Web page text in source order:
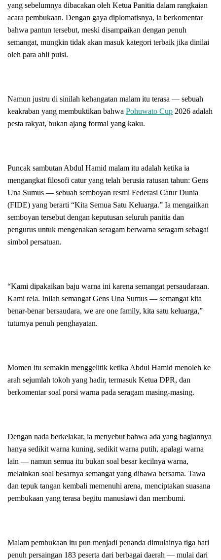
yang sebelumnya dibacakan oleh Ketua Panitia dalam rangkaian
acara pembukaan. Dengan gaya diplomatisnya, ia berkomentar
bahwa pantun tersebut, meski disampaikan dengan penuh
semangat, mungkin tidak akan masuk kategori terbaik jika dinilai
oleh para ahli puisi.
Namun justru di sinilah kehangatan malam itu terasa — sebuah
keakraban yang membuktikan bahwa Pohuwato Cup 2026 adalah
pesta rakyat, bukan ajang formal yang kaku.
Puncak sambutan Abdul Hamid malam itu adalah ketika ia
mengangkat filosofi catur yang telah berusia ratusan tahun: Gens
Una Sumus — sebuah semboyan resmi Federasi Catur Dunia
(FIDE) yang berarti “Kita Semua Satu Keluarga.” Ia mengaitkan
semboyan tersebut dengan keputusan seluruh panitia dan
pengurus untuk mengenakan seragam berwarna seragam sebagai
simbol persatuan.
“Kami dipakaikan baju warna ini karena semangat persaudaraan.
Kami rela. Inilah semangat Gens Una Sumus — semangat kita
benar-benar bersaudara, we are one family, kita satu keluarga,”
tuturnya penuh penghayatan.
Momen itu semakin menggelitik ketika Abdul Hamid menoleh ke
arah sejumlah tokoh yang hadir, termasuk Ketua DPR, dan
berkomentar soal porsi warna pada seragam masing-masing.
Dengan nada berkelakar, ia menyebut bahwa ada yang bagiannya
hanya sedikit warna kuning, sedikit warna putih, apalagi warna
lain — namun semua itu bukan soal besar kecilnya warna,
melainkan soal besarnya semangat yang dibawa bersama. Tawa
dan tepuk tangan kembali memenuhi arena, menciptakan suasana
pembukaan yang terasa begitu manusiawi dan membumi.
Malam pembukaan itu pun menjadi penanda dimulainya tiga hari
penuh persaingan 183 peserta dari berbagai daerah — mulai dari